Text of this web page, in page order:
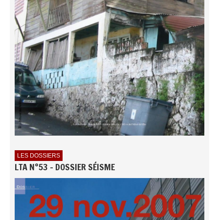
LES DOSSIERS
LTA N°53 - DOSSIER SÉISME